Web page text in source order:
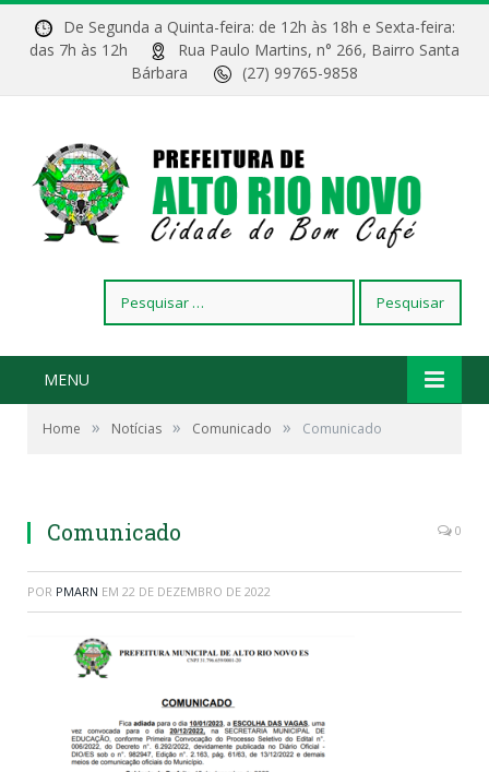
De Segunda a Quinta-feira: de 12h às 18h e Sexta-feira:
das 7h às 12h
Rua Paulo Martins, n° 266, Bairro Santa
Bárbara
(27) 99765-9858
por:
MENU
Home » Notícias » Comunicado » Comunicado
Comunicado 0
POR PMARN EM 22 DE DEZEMBRO DE 2022